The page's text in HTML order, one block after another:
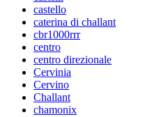
castello
caterina di challant
cbr1000rrr
centro
centro direzionale
Cervinia
Cervino
Challant
chamonix